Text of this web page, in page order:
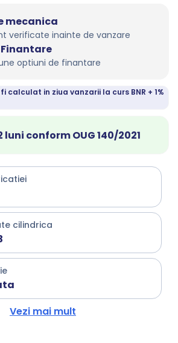
mecanica
verificate inainte de vanzare
optiuni de finantare
calculat in ziua vanzarii la curs BNR + 1%
luni conform OUG 140/2021
cilindrica
Vezi mai mult